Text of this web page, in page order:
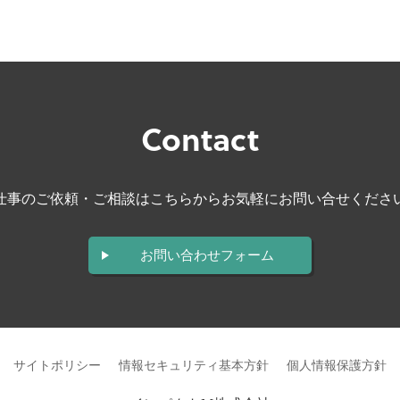
Contact
事のご依頼・ご相談はこちらからお気軽にお問い合せくださ
お問い合わせフォーム
サイトポリシー 情報セキュリティ基本方針 個人情報保護方針